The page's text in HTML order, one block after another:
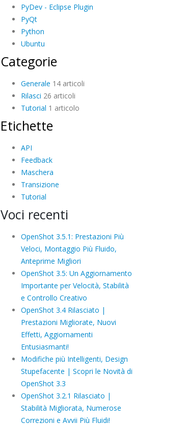
PyDev - Eclipse Plugin
PyQt
Python
Ubuntu
Categorie
Generale 14 articoli
Rilasci 26 articoli
Tutorial 1 articolo
Etichette
API
Feedback
Maschera
Transizione
Tutorial
Voci recenti
OpenShot 3.5.1: Prestazioni Più
Veloci, Montaggio Più Fluido,
Anteprime Migliori
OpenShot 3.5: Un Aggiornamento
Importante per Velocità, Stabilità
e Controllo Creativo
OpenShot 3.4 Rilasciato |
Prestazioni Migliorate, Nuovi
Effetti, Aggiornamenti
Entusiasmanti!
Modifiche più Intelligenti, Design
Stupefacente | Scopri le Novità di
OpenShot 3.3
OpenShot 3.2.1 Rilasciato |
Stabilità Migliorata, Numerose
Correzioni e Avvii Più Fluidi!